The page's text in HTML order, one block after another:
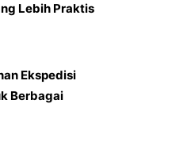
Lebih Praktis
Ekspedisi
Berbagai